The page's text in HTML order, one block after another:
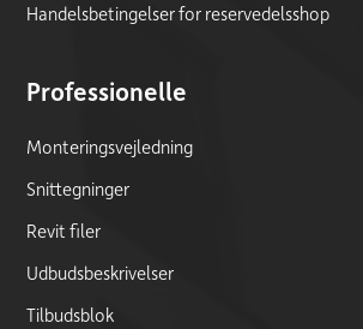
Handelsbetingelser for reservedelsshop
Professionelle
Monteringsvejledning
Snittegninger
Revit filer
Udbudsbeskrivelser
Tilbudsblok